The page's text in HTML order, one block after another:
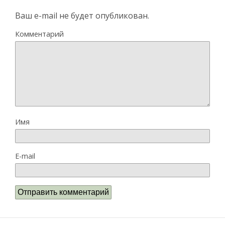
Ваш e-mail не будет опубликован.
Комментарий
Имя
E-mail